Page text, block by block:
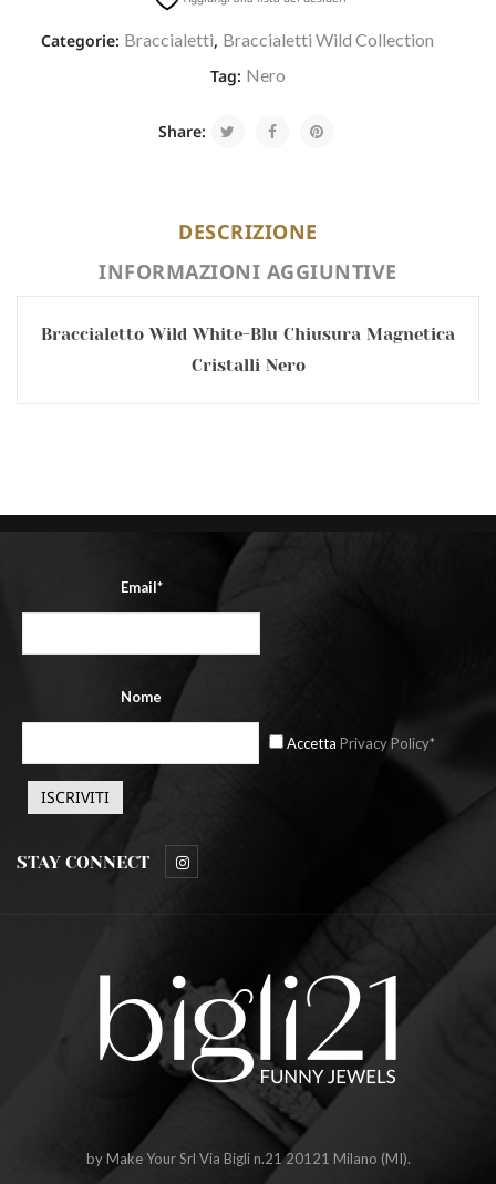
Categorie: Braccialetti, Braccialetti Wild Collection
Tag: Nero
Share:
DESCRIZIONE
INFORMAZIONI AGGIUNTIVE
Braccialetto Wild White-Blu Chiusura Magnetica
Cristalli Nero
Email*
Nome
Accetta Privacy Policy*
STAY CONNECT
by Make Your Srl Via Bigli n.21 20121 Milano (MI).